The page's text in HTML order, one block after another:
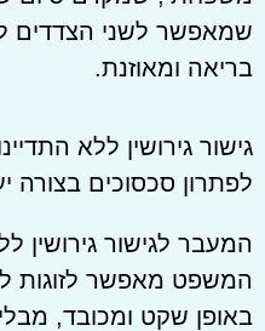
שמאפשר לשני הצדדים
בריאה ומאוזנת.
גישור גירושין ללא
לפתרון סכסוכים בצורה
המעבר לגישור גירושין
המשפט מאפשר לזוגות
באופן שקט ומכובד,